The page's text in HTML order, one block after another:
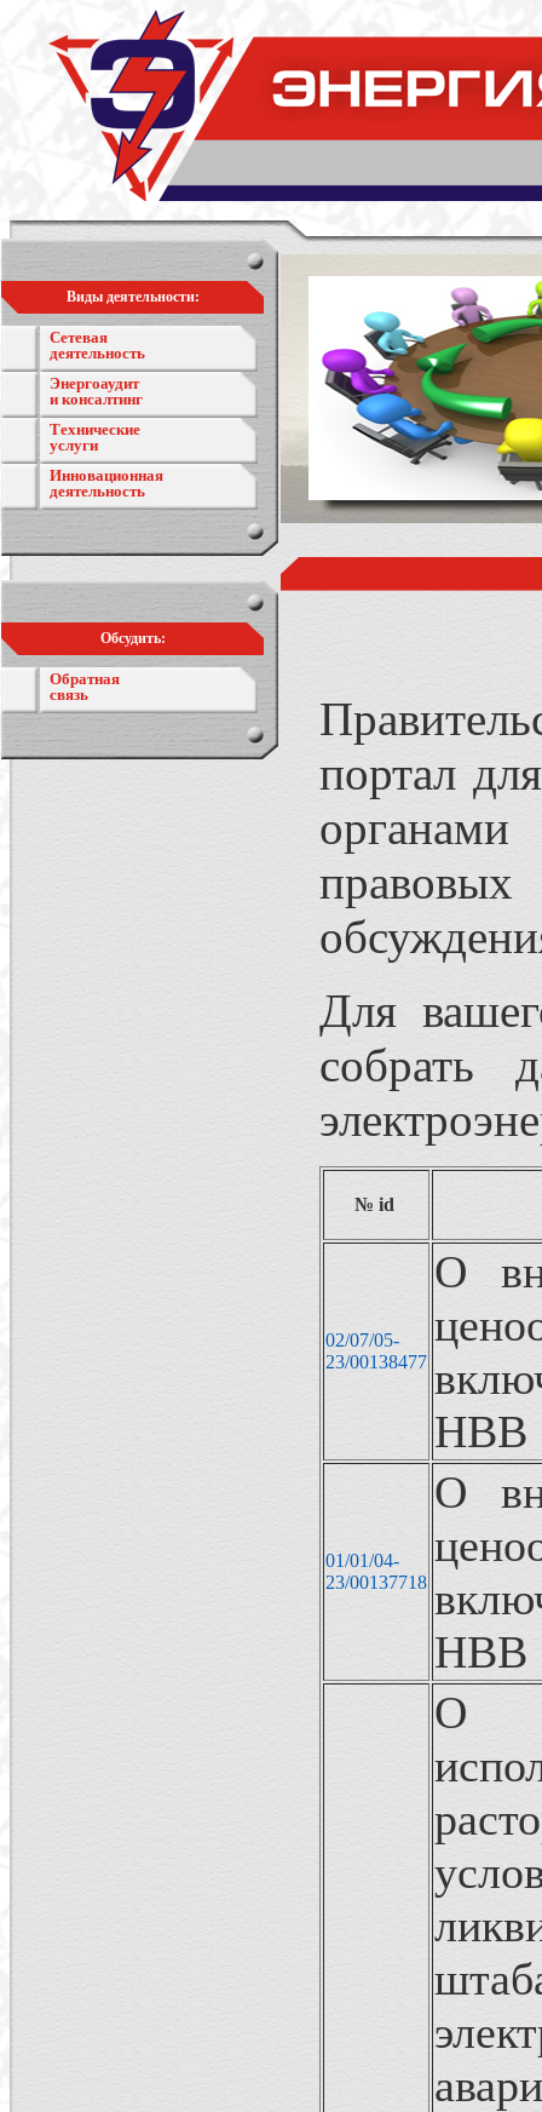
Виды деятельности:
Сетевая
деятельность
Энергоаудит
и консалтинг
Технические
услуги
Инновационная
деятельность
Обсудить:
Обратная
связь
портал
Для
собрать
№ id
02/07/05-
23/00138477
О
НВВ
01/01/04-
23/00137718
О
НВВ
О